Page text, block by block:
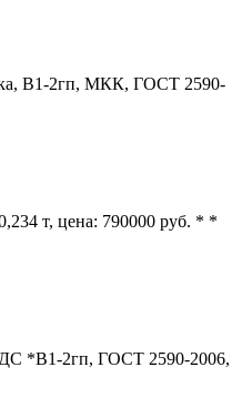
В1-2гп, МКК, ГОСТ 2590-
т, цена: 790000 руб. * *
*В1-2гп, ГОСТ 2590-2006,